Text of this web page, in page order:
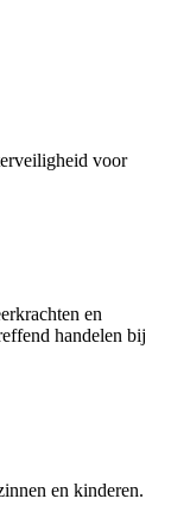
voor
en
handelen bij
en kinderen.